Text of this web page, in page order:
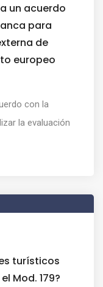
un acuerdo
para
de
europeo
con la
la evaluación
turísticos
Mod. 179?